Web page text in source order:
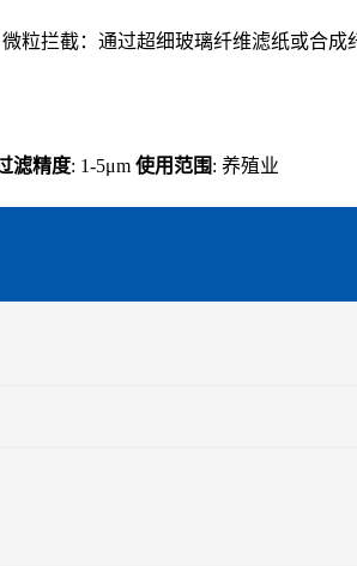
粒拦截：通过超细玻璃纤维滤纸或合成
滤精度: 1-5μm 使用范围: 养殖业